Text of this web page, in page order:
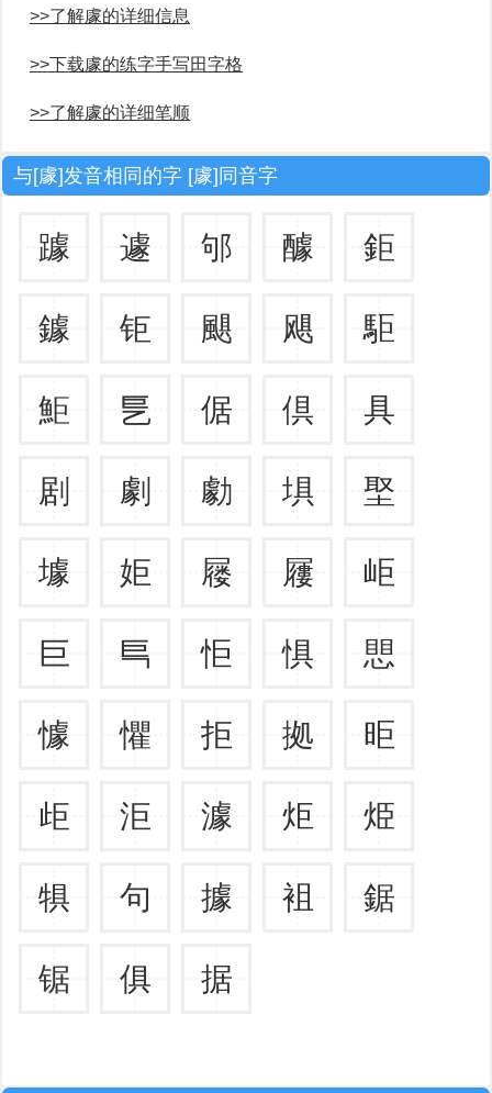
>>了解豦的详细信息
>>下载豦的练字手写田字格
>>了解豦的详细笔顺
与[豦]发音相同的字 [豦]同音字
躆 遽 邭 醵 鉅
鐻 钜 颶 飓 駏
鮔 乬 倨 倶 具
剧 劇 勮 埧 埾
壉 姖 屦 屨 岠
巨 巪 怇 惧 愳
懅 懼 拒 拠 昛
歫 洰 澽 炬 烥
犋 句 據 袓 鋸
锯 俱 据